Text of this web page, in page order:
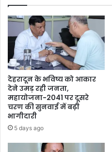
देहरादून के भविष्य को आकार
देने उमड़ रही जनता,
महायोजना-2041 पर दूसरे
चरण की सुनवाई में बढ़ी
भागीदारी
5 days ago